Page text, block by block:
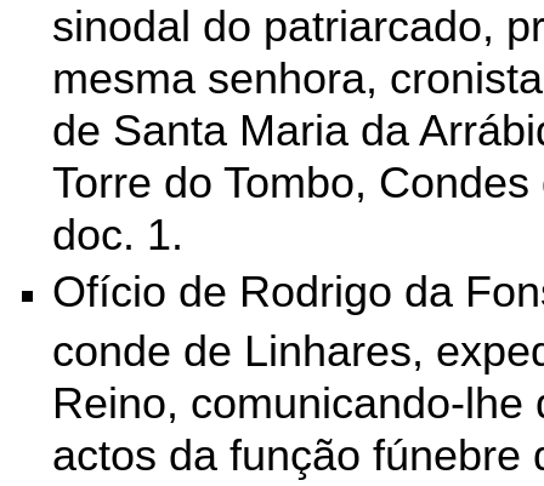
sinodal do patriarcado,
mesma senhora,
de Santa Maria da
Torre do Tombo,
doc. 1.
Ofício de Rodrigo da
conde de Linhares,
Reino, comunicando-lhe
actos da função fúnebre